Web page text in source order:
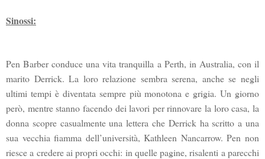
Sinossi:
Pen Barber conduce una vita tranquilla a Perth, in Australia, con il
marito Derrick. La loro relazione sembra serena, anche se negli
ultimi tempi è diventata sempre più monotona e grigia. Un giorno
però, mentre stanno facendo dei lavori per rinnovare la loro casa, la
donna scopre casualmente una lettera che Derrick ha scritto a una
sua vecchia fiamma dell’università, Kathleen Nancarrow. Pen non
riesce a credere ai propri occhi: in quelle pagine, risalenti a parecchi